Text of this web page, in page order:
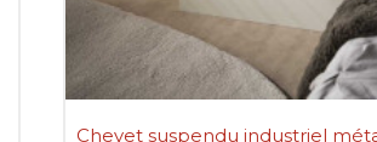
Chevet suspendu industriel